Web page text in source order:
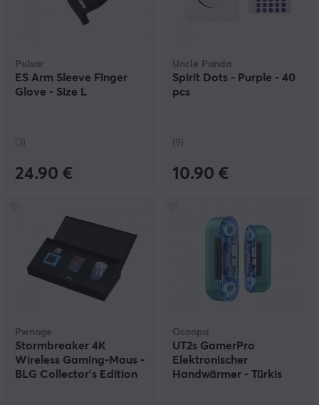
Pulsar
ES Arm Sleeve Finger
Glove - Size L
(3)
24.90 €
Uncle Panda
Spirit Dots - Purple - 40
pcs
(9)
10.90 €
Pwnage
Stormbreaker 4K
Wireless Gaming-Maus -
BLG Collector's Edition
Ocoopa
UT2s GamerPro
Elektronischer
Handwärmer - Türkis